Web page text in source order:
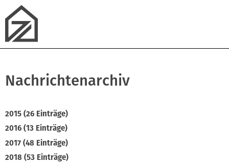
Nachrichtenarchiv
2015 (26 Einträge)
2016 (13 Einträge)
2017 (48 Einträge)
2018 (53 Einträge)